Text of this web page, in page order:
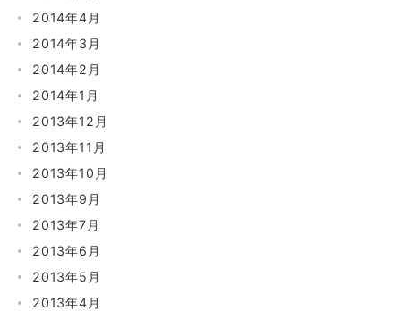
2014年4月
2014年3月
2014年2月
2014年1月
2013年12月
2013年11月
2013年10月
2013年9月
2013年7月
2013年6月
2013年5月
2013年4月